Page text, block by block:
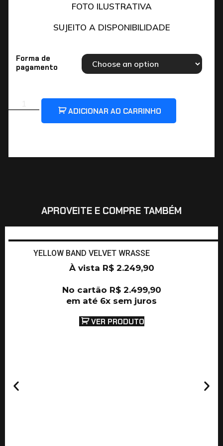
FOTO ILUSTRATIVA
SUJEITO A DISPONIBILIDADE
Forma de
pagamento
ADICIONAR AO CARRINHO
APROVEITE E COMPRE TAMBÉM
YELLOW BAND VELVET WRASSE
À vista R$2.249,90
No cartão R$2.499,90
em até 6x sem juros
VER PRODUTO